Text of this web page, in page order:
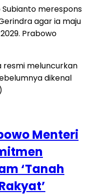
Subianto merespons
agar ia maju
Prabowo
Menteri
‘Tanah